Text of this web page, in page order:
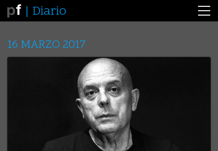
Diario
16 MARZO 2017